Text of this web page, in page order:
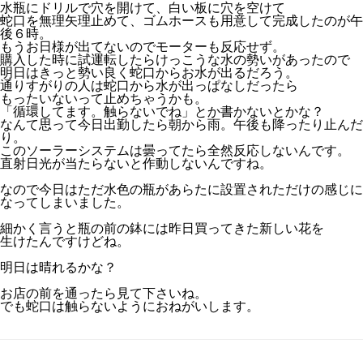
水瓶にドリルで穴を開けて、白い板に穴を空けて
蛇口を無理矢理止めて、ゴムホースも用意して完成したのが午
後６時。
もうお日様が出てないのでモーターも反応せず。
購入した時に試運転したらけっこうな水の勢いがあったので
明日はきっと勢い良く蛇口からお水が出るだろう。
通りすがりの人は蛇口から水が出っぱなしだったら
もったいないって止めちゃうかも。
「循環してます。触らないでね」とか書かないとかな？
なんて思って今日出勤したら朝から雨。午後も降ったり止んだ
り。
このソーラーシステムは曇ってたら全然反応しないんです。
直射日光が当たらないと作動しないんですね。
なので今日はただ水色の瓶があらたに設置されただけの感じに
なってしまいました。
細かく言うと瓶の前の鉢には昨日買ってきた新しい花を
生けたんですけどね。
明日は晴れるかな？
お店の前を通ったら見て下さいね。
でも蛇口は触らないようにおねがいします。